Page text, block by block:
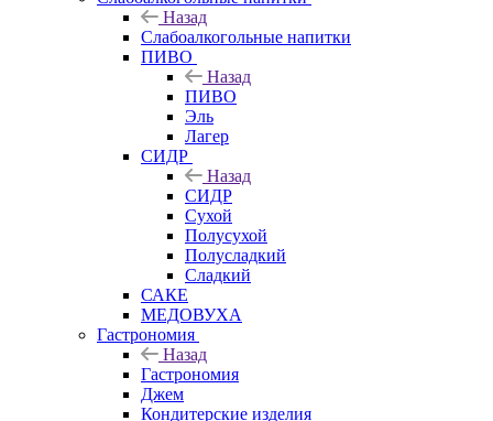
Назад
Слабоалкогольные напитки
ПИВО
Назад
ПИВО
Эль
Лагер
СИДР
Назад
СИДР
Сухой
Полусухой
Полусладкий
Сладкий
САКЕ
МЕДОВУХА
Гастрономия
Назад
Гастрономия
Джем
Кондитерские изделия